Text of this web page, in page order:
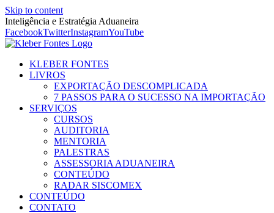
Skip to content
Inteligência e Estratégia Aduaneira
FacebookTwitterInstagramYouTube
KLEBER FONTES
LIVROS
EXPORTAÇÃO DESCOMPLICADA
7 PASSOS PARA O SUCESSO NA IMPORTAÇÃO
SERVIÇOS
CURSOS
AUDITORIA
MENTORIA
PALESTRAS
ASSESSORIA ADUANEIRA
CONTEÚDO
RADAR SISCOMEX
CONTEÚDO
CONTATO